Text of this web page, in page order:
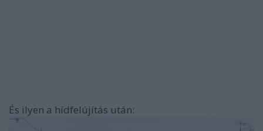
És ilyen a hídfelújítás után: